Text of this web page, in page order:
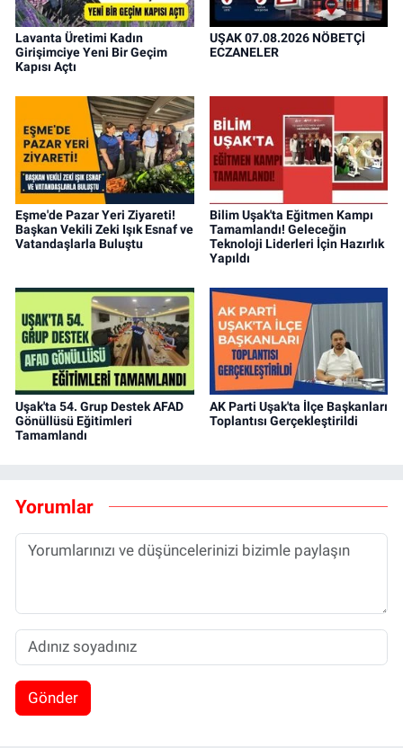
Lavanta Üretimi Kadın
Girişimciye Yeni Bir Geçim
Kapısı Açtı
UŞAK 07.08.2026 NÖBETÇİ
ECZANELER
Eşme'de Pazar Yeri Ziyareti!
Başkan Vekili Zeki Işık Esnaf ve
Vatandaşlarla Buluştu
Bilim Uşak'ta Eğitmen Kampı
Tamamlandı! Geleceğin
Teknoloji Liderleri İçin Hazırlık
Yapıldı
Uşak'ta 54. Grup Destek AFAD
Gönüllüsü Eğitimleri
Tamamlandı
AK Parti Uşak'ta İlçe Başkanları
Toplantısı Gerçekleştirildi
Yorumlar
Gönder